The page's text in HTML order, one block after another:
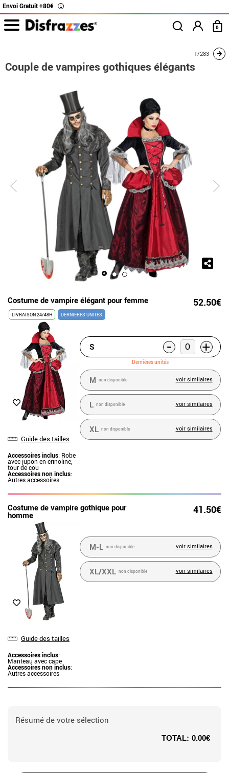
Envoi Gratuit +80€ i
0
Couple de vampires
1/283
Couple de vampires gothiques élégants
Costume de vampire élégant pour femme 52.50€
LIVRAISON 24/48H DERNIÈRES UNITÉS
Guide des tailles
Accessoires inclus: Robe
avec jupon en crinoline,
tour de cou
Accessoires non inclus:
Autres accessoires
S - +
Dernières unités
M non disponible voir similaires
L non disponible voir similaires
XL non disponible voir similaires
Costume de vampire gothique pour
homme 41.50€
Guide des tailles
Accessoires inclus:
Manteau avec cape
Accessoires non inclus:
Autres accessoires
M-L non disponible voir similaires
XL/XXL non disponible voir similaires
Résumé de votre sélection
TOTAL: 0.00€